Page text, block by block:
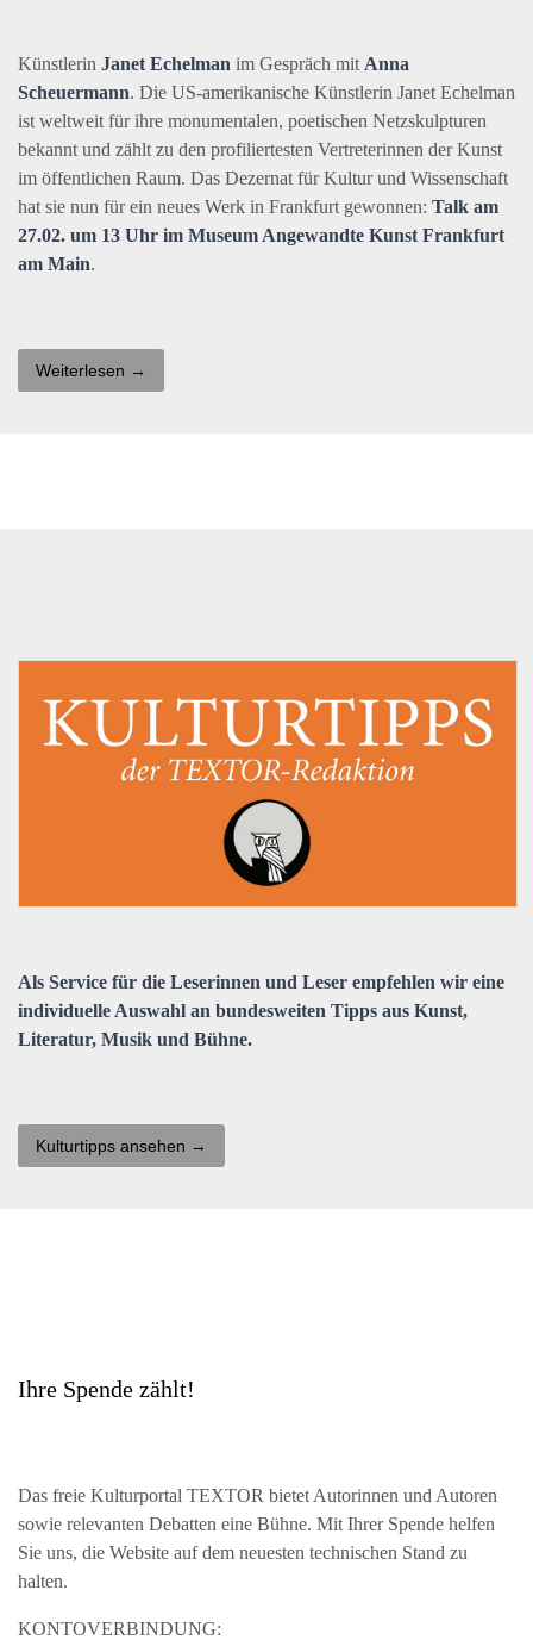
Künstlerin Janet Echelman im Gespräch mit Anna
Scheuermann. Die US-amerikanische Künstlerin Janet Echelman
ist weltweit für ihre monumentalen, poetischen Netzskulpturen
bekannt und zählt zu den profiliertesten Vertreterinnen der Kunst
im öffentlichen Raum. Das Dezernat für Kultur und Wissenschaft
hat sie nun für ein neues Werk in Frankfurt gewonnen: Talk am
27.02. um 13 Uhr im Museum Angewandte Kunst Frankfurt
am Main.
Weiterlesen →
Als Service für die Leserinnen und Leser empfehlen wir eine
individuelle Auswahl an bundesweiten Tipps aus Kunst,
Literatur, Musik und Bühne.
Kulturtipps ansehen →
Ihre Spende zählt!
Das freie Kulturportal TEXTOR bietet Autorinnen und Autoren
sowie relevanten Debatten eine Bühne. Mit Ihrer Spende helfen
Sie uns, die Website auf dem neuesten technischen Stand zu
halten.
KONTOVERBINDUNG: